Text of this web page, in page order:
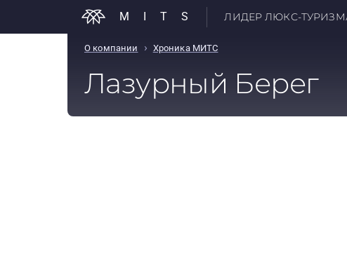
MITS ЛИДЕР ЛЮКС-
О компании › Хроника МИТС
Лазурный Берег